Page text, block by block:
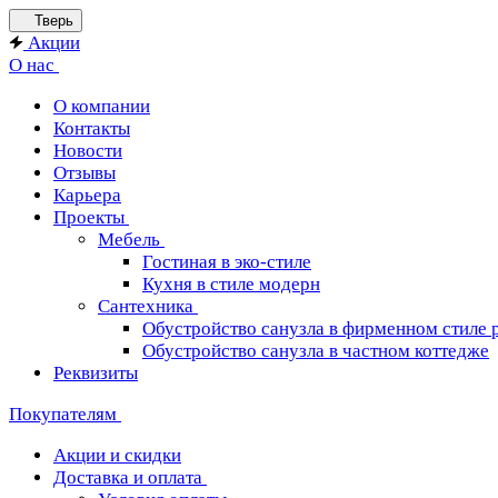
Тверь
Акции
О нас
О компании
Контакты
Новости
Отзывы
Карьера
Проекты
Мебель
Гостиная в эко-стиле
Кухня в стиле модерн
Сантехника
Обустройство санузла в фирменном стиле
Обустройство санузла в частном коттедже
Реквизиты
Покупателям
Акции и скидки
Доставка и оплата